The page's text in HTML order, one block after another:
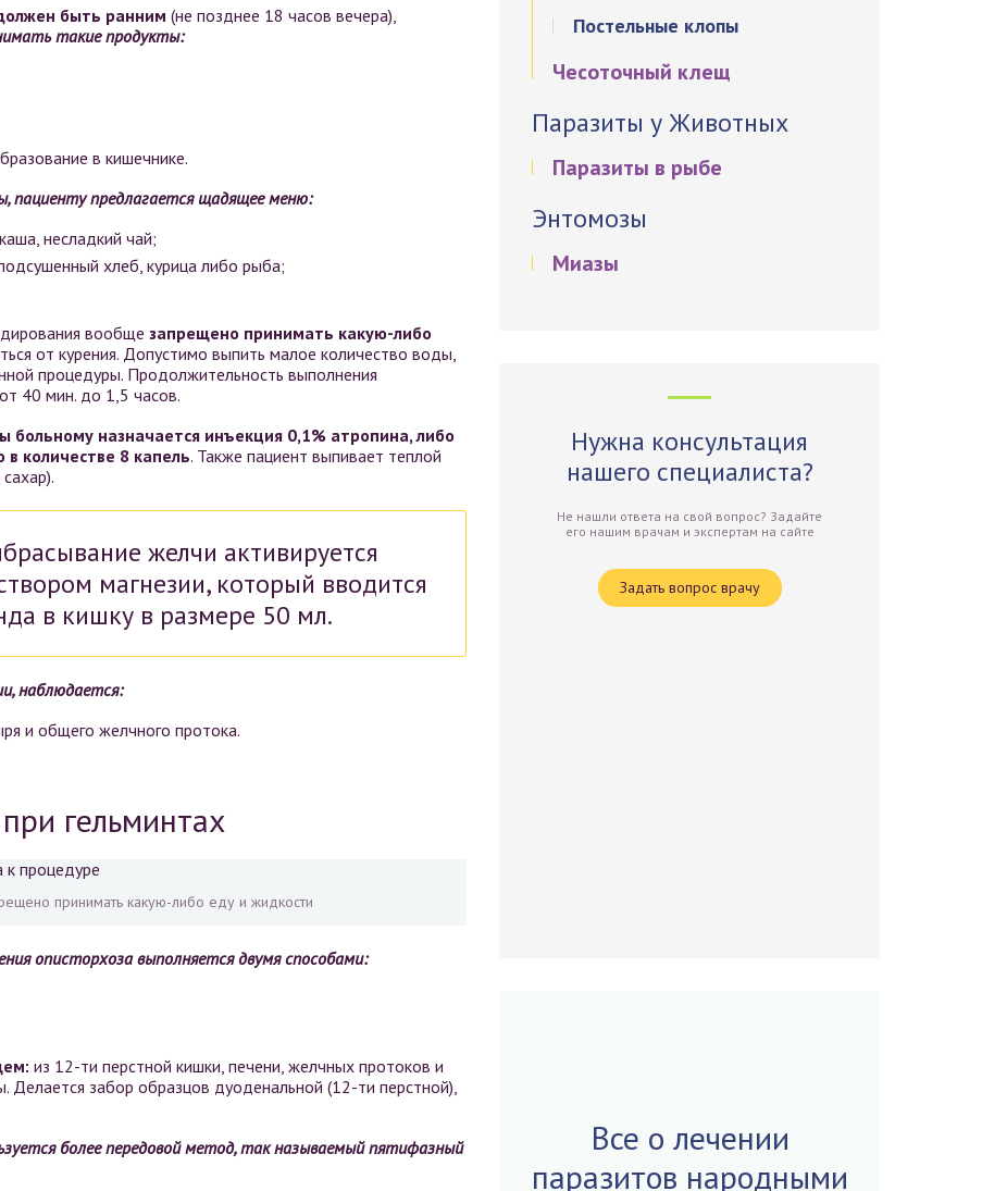
быть ранним (не позднее 18 часов вечера),
такие продукты:
в кишечнике.
пациенту предлагается щадящее меню:
несладкий чай;
хлеб, курица либо рыба;
вообще запрещено принимать какую-либо
от курения. Допустимо выпить малое количество воды,
процедуры. Продолжительность выполнения
40 мин. до 1,5 часов.
больному назначается инъекция 0,1% атропина, либо
количестве 8 капель. Также пациент выпивает теплой
желчи активируется
магнезии, который вводится
в кишку в размере 50 мл.
наблюдается:
и общего желчного протока.
гельминтах
принимать какую-либо еду и жидкости
описторхоза выполняется двумя способами:
из 12-ти перстной кишки, печени, желчных протоков и
Делается забор образцов дуоденальной (12-ти перстной),
более передовой метод, так называемый пятифазный
Постельные клопы
Чесоточный клещ
Паразиты у Животных
Паразиты в рыбе
Энтомозы
Миазы
Нужна консультация
нашего специалиста?
Не нашли ответа на свой вопрос? Задайте
его нашим врачам и экспертам на сайте
Задать вопрос врачу
Все о лечении
паразитов народными